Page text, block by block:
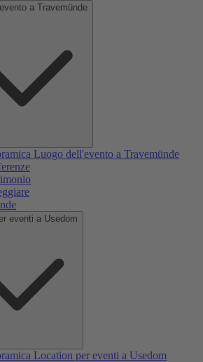
a Travemünde
Luogo dell'evento a Travemünde
eventi a Usedom
Location per eventi a Usedom